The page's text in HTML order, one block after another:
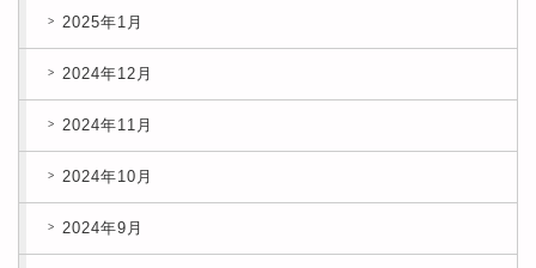
2025年1月
2024年12月
2024年11月
2024年10月
2024年9月